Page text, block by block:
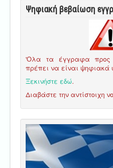
Ψηφιακή βεβαίωση
'Ολα τα έγγραφα προς
πρέπει να είναι
Ξεκινήστε εδώ.
Διαβάστε την αντίστοιχη